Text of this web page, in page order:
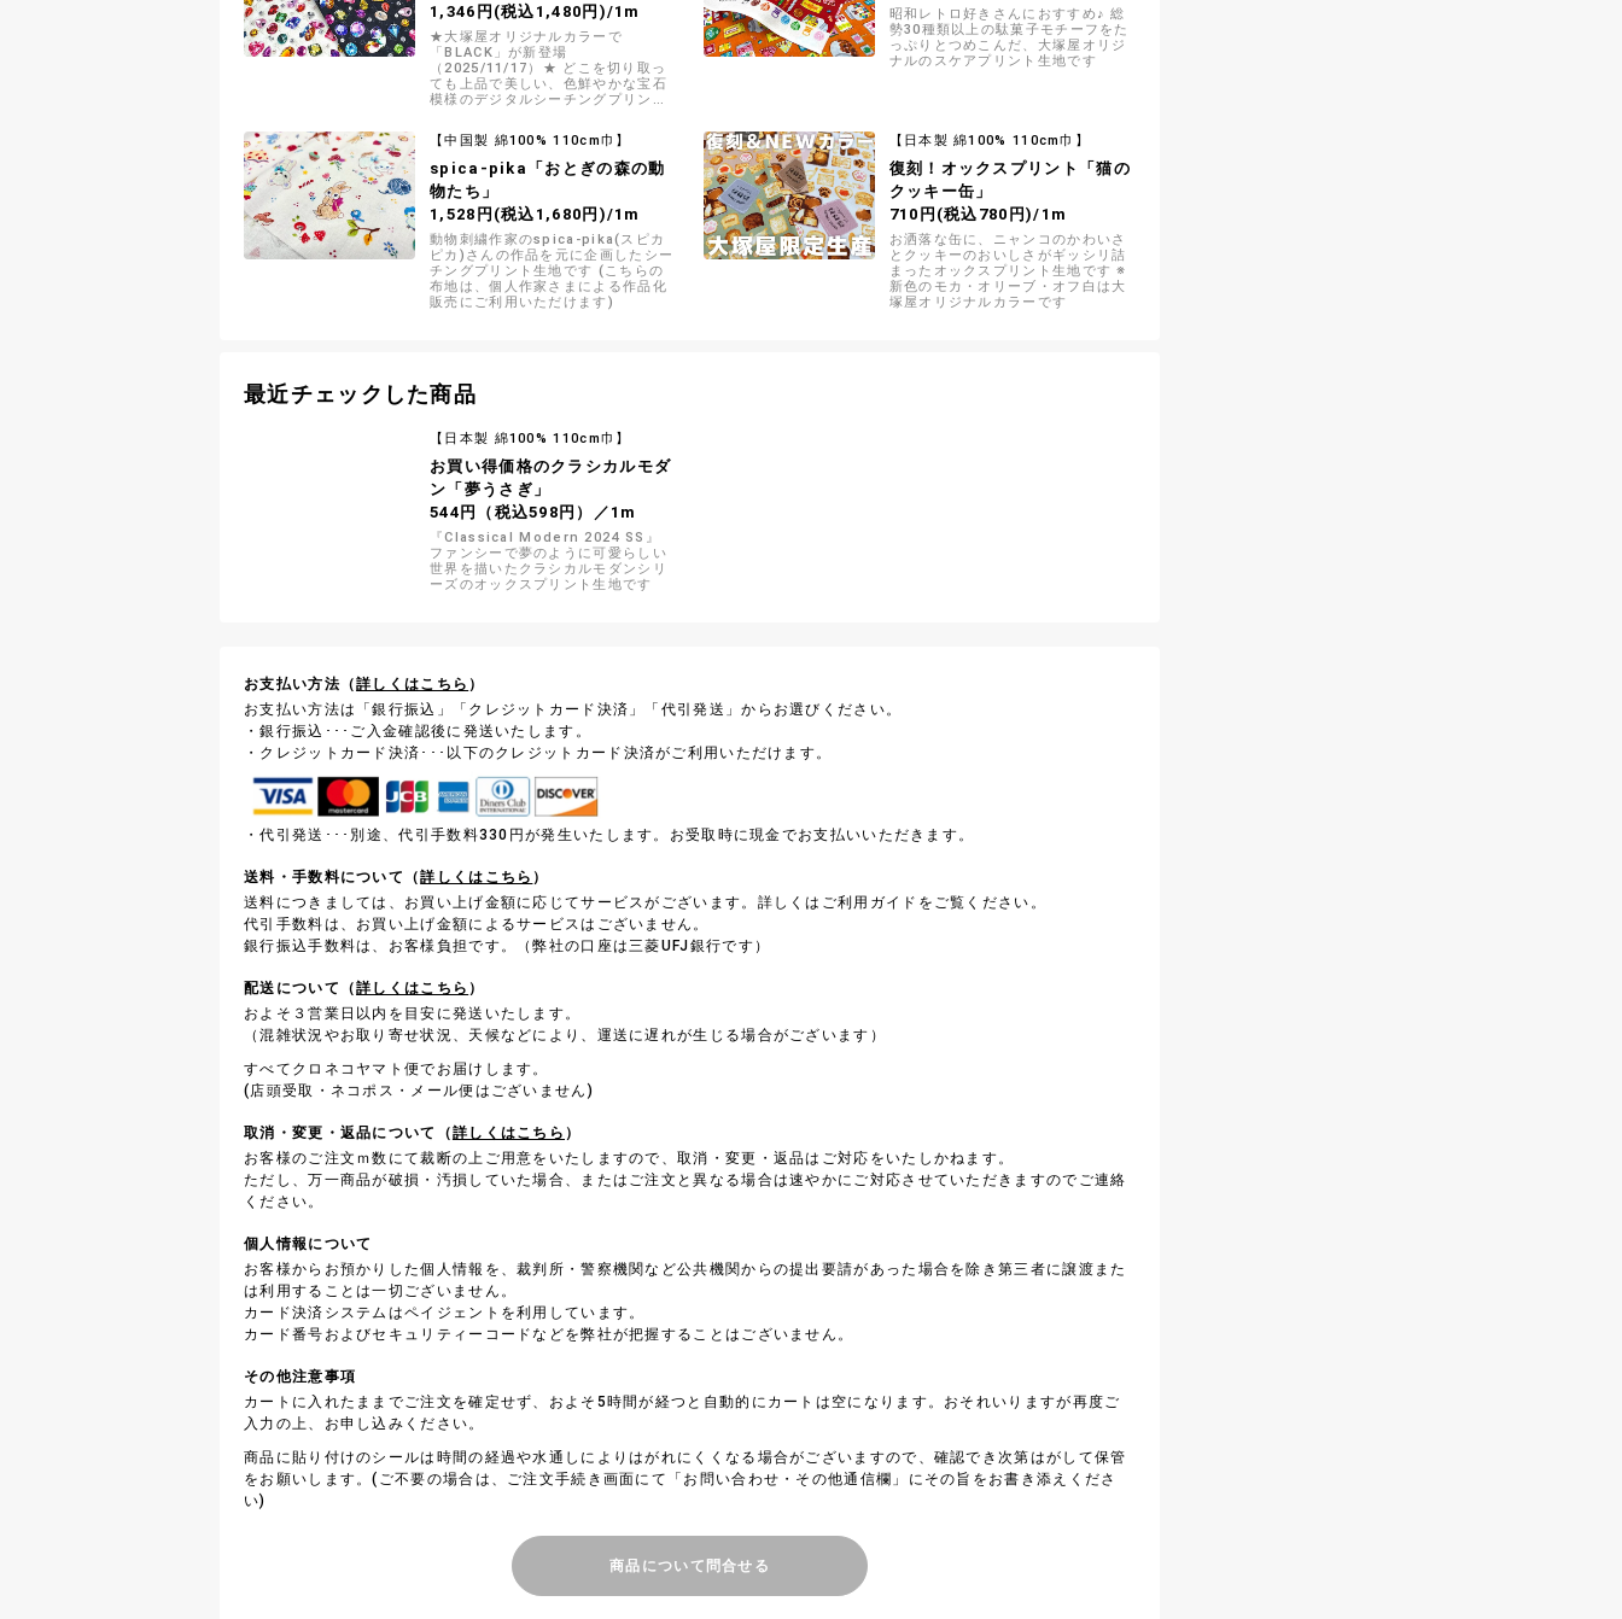
1,346円(税込1,480円)/1m
★大塚屋オリジナルカラーで
「BLACK」が新登場
（2025/11/17）★ どこを切り取っ
ても上品で美しい、色鮮やかな宝石
模様のデジタルシーチングプリント
昭和レトロ好きさんにおすすめ♪ 総
勢30種類以上の駄菓子モチーフをた
っぷりとつめこんだ、大塚屋オリジ
ナルのスケアプリント生地です
【中国製 綿100% 110cm巾】
spica-pika「おとぎの森の動
物たち」
1,528円(税込1,680円)/1m
動物刺繍作家のspica-pika(スピカ
ピカ)さんの作品を元に企画したシー
チングプリント生地です (こちらの
布地は、個人作家さまによる作品化
販売にご利用いただけます)
【日本製 綿100% 110cm巾】
復刻！オックスプリント「猫の
クッキー缶」
710円(税込780円)/1m
お洒落な缶に、ニャンコのかわいさ
とクッキーのおいしさがギッシリ詰
まったオックスプリント生地です ※
新色のモカ・オリーブ・オフ白は大
塚屋オリジナルカラーです
最近チェックした商品
【日本製 綿100% 110cm巾】
お買い得価格のクラシカルモダ
ン「夢うさぎ」
544円（税込598円）／1m
『Classical Modern 2024 SS』
ファンシーで夢のように可愛らしい
世界を描いたクラシカルモダンシリ
ーズのオックスプリント生地です
お支払い方法（詳しくはこちら ）
お支払い方法は「銀行振込」「クレジットカード決済」「代引発送」からお選びください。
・銀行振込･･･ご入金確認後に発送いたします。
・クレジットカード決済･･･以下のクレジットカード決済がご利用いただけます。
・代引発送･･･別途、代引手数料330円が発生いたします。お受取時に現金でお支払いいただきます。
送料・手数料について（詳しくはこちら ）
送料につきましては、お買い上げ金額に応じてサービスがございます。詳しくはご利用ガイドをご覧ください。
代引手数料は、お買い上げ金額によるサービスはございません。
銀行振込手数料は、お客様負担です。（弊社の口座は三菱UFJ銀行です）
配送について（詳しくはこちら ）
およそ３営業日以内を目安に発送いたします。
（混雑状況やお取り寄せ状況、天候などにより、運送に遅れが生じる場合がございます）
すべてクロネコヤマト便でお届けします。
(店頭受取・ネコポス・メール便はございません)
取消・変更・返品について（詳しくはこちら ）
お客様のご注文ｍ数にて裁断の上ご用意をいたしますので、取消・変更・返品はご対応をいたしかねます。
ただし、万一商品が破損・汚損していた場合、またはご注文と異なる場合は速やかにご対応させていただきますのでご連絡
ください。
個人情報について
お客様からお預かりした個人情報を、裁判所・警察機関など公共機関からの提出要請があった場合を除き第三者に譲渡また
は利用することは一切ございません。
カード決済システムはペイジェントを利用しています。
カード番号およびセキュリティーコードなどを弊社が把握することはございません。
その他注意事項
カートに入れたままでご注文を確定せず、およそ5時間が経つと自動的にカートは空になります。おそれいりますが再度ご
入力の上、お申し込みください。
商品に貼り付けのシールは時間の経過や水通しによりはがれにくくなる場合がございますので、確認でき次第はがして保管
をお願いします。(ご不要の場合は、ご注文手続き画面にて「お問い合わせ・その他通信欄」にその旨をお書き添えくださ
い)
商品について問合せる